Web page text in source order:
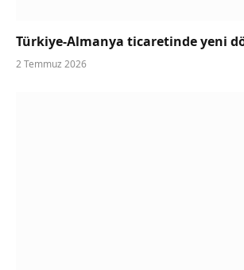
Türkiye-Almanya ticaretinde yeni
2 Temmuz 2026